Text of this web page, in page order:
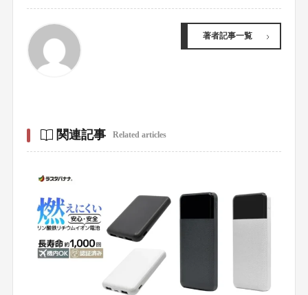
著者記事一覧
関連記事 Related articles